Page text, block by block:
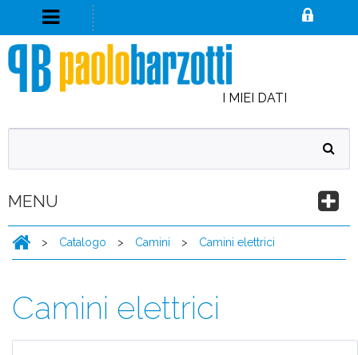
I MIEI DATI
MENU
> Catalogo > Camini > Camini elettrici
Camini elettrici